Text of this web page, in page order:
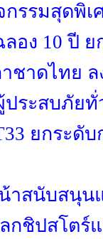
รรมสุดพิเ
อง 10 ปี ย
าชาดไทย
ระสบภัยทั่
ยกระดั
น้าสนับสนุ
ลกชิปสโต